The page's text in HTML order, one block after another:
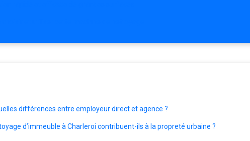
différences entre employeur direct et agence ?
d’immeuble à Charleroi contribuent-ils à la propreté urbaine ?